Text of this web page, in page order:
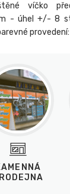
víčko
- úhel +/- 8